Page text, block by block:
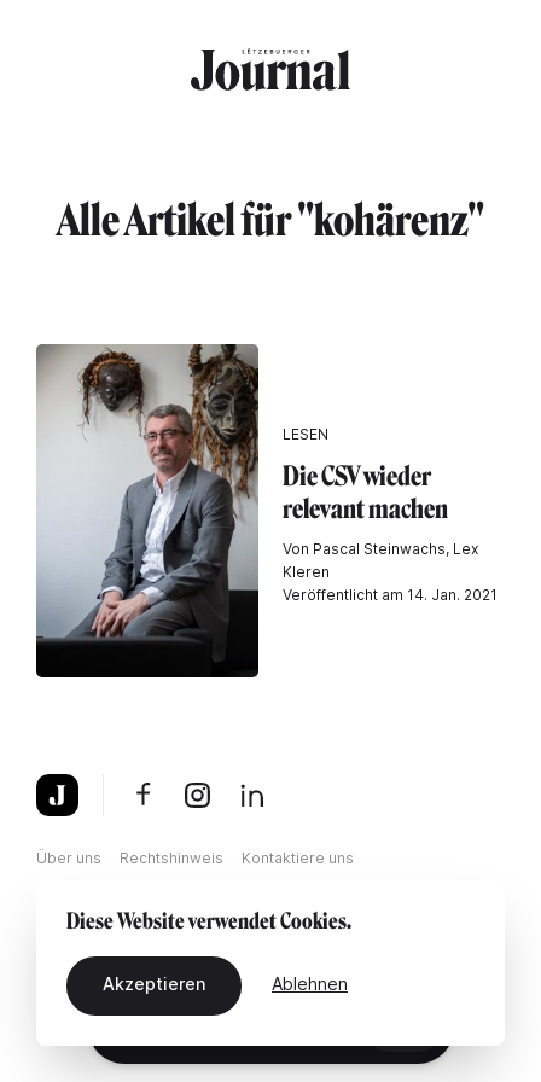
Alle Artikel für "kohärenz"
LESEN
Die CSV wieder
relevant machen
Von Pascal Steinwachs, Lex
Kleren
Veröffentlicht am 14. Jan. 2021
Über uns Rechtshinweis Kontaktiere uns
Diese Website verwendet Cookies.
Akzeptieren Ablehnen